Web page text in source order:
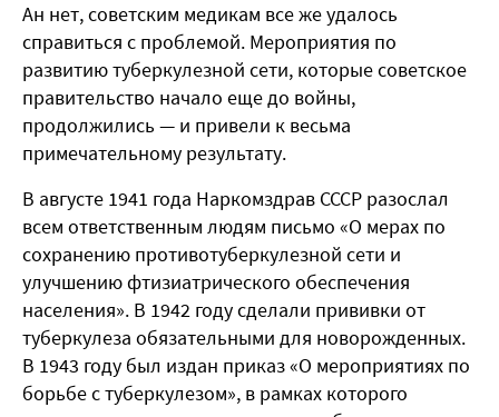
Ан нет, советским медикам все же удалось
справиться с проблемой. Мероприятия по
развитию туберкулезной сети, которые советское
правительство начало еще до войны,
продолжились — и привели к весьма
примечательному результату.
В августе 1941 года Наркомздрав СССР разослал
всем ответственным людям письмо «О мерах по
сохранению противотуберкулезной сети и
улучшению фтизиатрического обеспечения
населения». В 1942 году сделали прививки от
туберкулеза обязательными для новорожденных.
В 1943 году был издан приказ «О мероприятиях по
борьбе с туберкулезом», в рамках которого